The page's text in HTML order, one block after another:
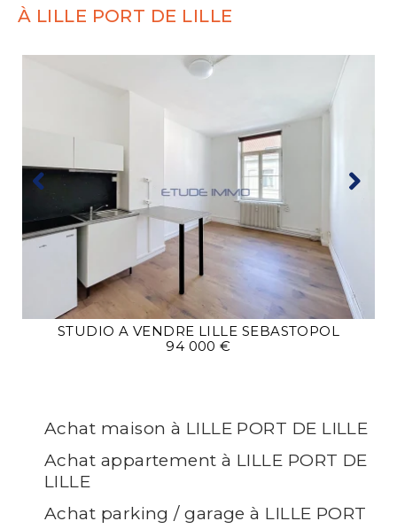
À LILLE PORT DE LILLE
STUDIO A VENDRE LILLE SEBASTOPOL
94 000 €
Achat maison à LILLE PORT DE LILLE
Achat appartement à LILLE PORT DE
LILLE
Achat parking / garage à LILLE PORT